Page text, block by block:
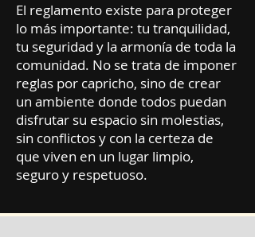
El reglamento existe para proteger
lo más importante: tu tranquilidad,
tu seguridad y la armonía de toda la
comunidad. No se trata de imponer
reglas por capricho, sino de crear
un ambiente donde todos puedan
disfrutar su espacio sin molestias,
sin conflictos y con la certeza de
que viven en un lugar limpio,
seguro y respetuoso.